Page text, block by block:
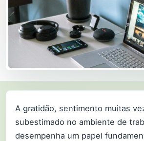
A gratidão, sentimento muitas
subestimado no ambiente de
desempenha um papel